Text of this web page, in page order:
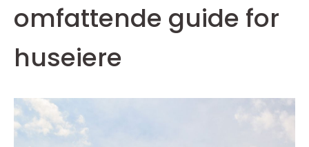
omfattende guide for
huseiere